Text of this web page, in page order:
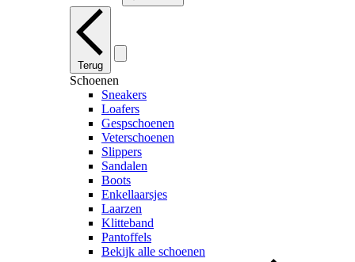
Terug
Schoenen
Sneakers
Loafers
Gespschoenen
Veterschoenen
Slippers
Sandalen
Boots
Enkellaarsjes
Laarzen
Klitteband
Pantoffels
Bekijk alle schoenen